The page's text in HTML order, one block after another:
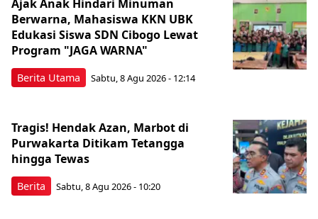
Berita Utama
Ajak Anak Hindari Minuman
Berwarna, Mahasiswa KKN UBK
Edukasi Siswa SDN Cibogo Lewat
Program "JAGA WARNA"
Sabtu, 8 Agu 2026 - 12:14
Berita
Tragis! Hendak Azan, Marbot di
Purwakarta Ditikam Tetangga
hingga Tewas
Sabtu, 8 Agu 2026 - 10:20